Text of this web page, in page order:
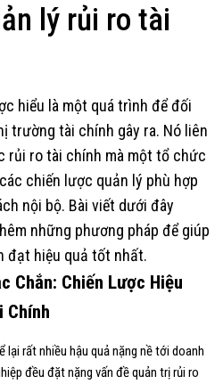
lý rủi ro tài
hiểu là một quá trình để đối
trường tài chính gây ra. Nó liên
rủi ro tài chính mà một tổ chức
chiến lược quản lý phù hợp
nội bộ. Bài viết dưới đây
những phương pháp để giúp
đạt hiệu quả tốt nhất.
Chắn: Chiến Lược Hiệu
Chính
lại rất nhiều hậu quả nặng nề tới doanh
đều đặt nặng vấn đề quản trị rủi ro